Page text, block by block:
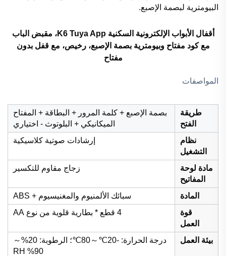
البيومترية لبصمة الإصبع.
أقفال الأبواب الإلكترونية السكنية K6 Tuya App، مقبض الباب
مع كود مفتاح وبيومترية بصمة الإصبع، رخيص، مع قفل بدون
مفتاح
المواصفات
طريقة
الفتح
بصمة الإصبع + كلمة المرور + البطاقة + المفتاح
الميكانيكي + البلوتوث - اختياري
نظام
التشغيل
إرشادات صوتية كلاسيكية
مادة لوحة
المفاتيح
زجاج مقاوم للتكسير
المادة
سبائك الألمنيوم والمغنيسيوم + ABS
قوة
العمل
4 قطع * بطارية قلوية من نوع AA
بيئة العمل
درجة الحرارة: -20℃～80℃؛ الرطوبة: 20%～
90% RH